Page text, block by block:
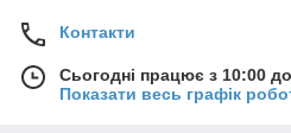
Контакти
Сьогодні працює з 10:00
Показати весь графік